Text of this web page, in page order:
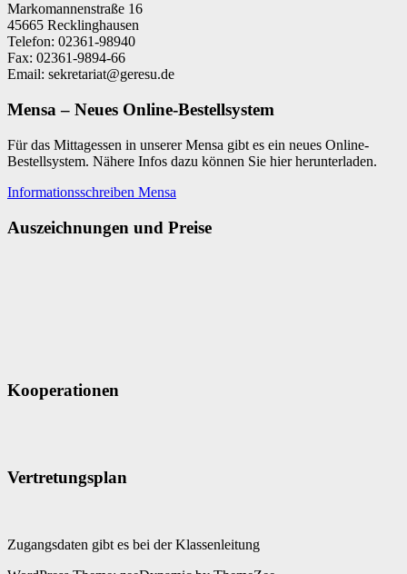
Markomannenstraße 16
45665 Recklinghausen
Telefon: 02361-98940
Fax: 02361-9894-66
Email: sekretariat@geresu.de
Mensa – Neues Online-Bestellsystem
Für das Mittagessen in unserer Mensa gibt es ein neues Online-
Bestellsystem. Nähere Infos dazu können Sie hier herunterladen.
Informationsschreiben Mensa
Auszeichnungen und Preise
Kooperationen
Vertretungsplan
Zugangsdaten gibt es bei der Klassenleitung